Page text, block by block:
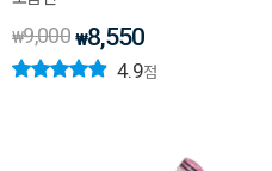
₩9,000 ₩8,550
4.9점